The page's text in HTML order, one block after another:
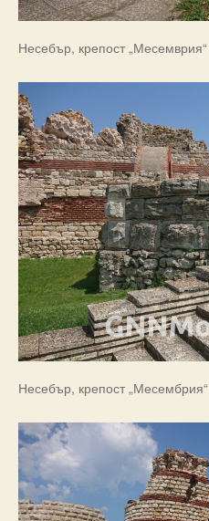
Несебър, крепост „Месемврия“
Несебър, крепост „Месембрия“